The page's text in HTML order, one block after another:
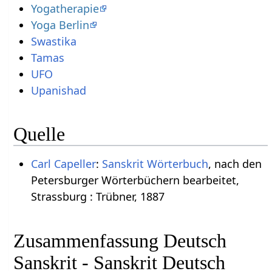
Yogatherapie
Yoga Berlin
Swastika
Tamas
UFO
Upanishad
Quelle
Carl Capeller: Sanskrit Wörterbuch, nach den
Petersburger Wörterbüchern bearbeitet,
Strassburg : Trübner, 1887
Zusammenfassung Deutsch
Sanskrit - Sanskrit Deutsch